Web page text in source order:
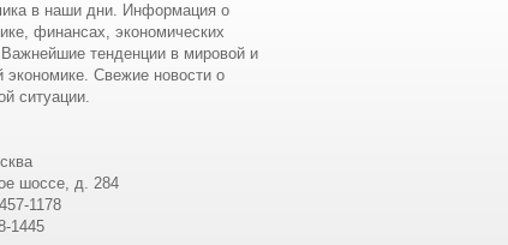
в наши дни. Информация о
финансах, экономических
тенденции в мировой и
экономике. Свежие новости о
ситуации.
шоссе, д. 284
1178
1445